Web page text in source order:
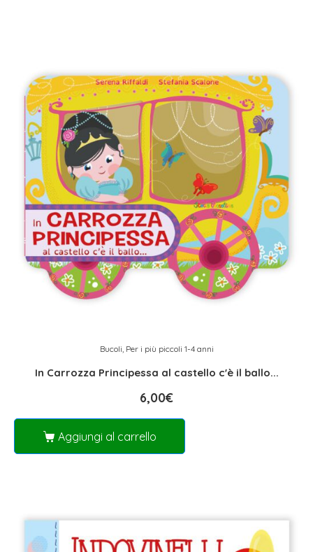
Bucoli, Per i più piccoli 1-4 anni
In Carrozza Principessa al castello c'è il ballo...
6,00€
Aggiungi al carrello